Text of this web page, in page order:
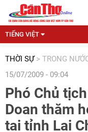
TIẾNG VIỆT
THỜI SỰ > TRONG
15/07/2009 - 09:04
Phó Chủ
Doan thăm
tai tỉnh Lai